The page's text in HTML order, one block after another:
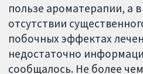
пользе ароматерапии, а
отсутствии
побочных эффектах
недостаточно
сообщалось. Не более